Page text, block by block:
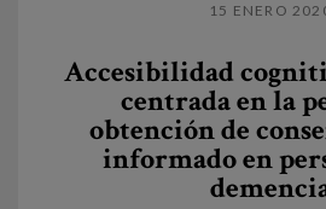
15 ENERO
Accesibilidad
centrada en la
obtención de
informado en